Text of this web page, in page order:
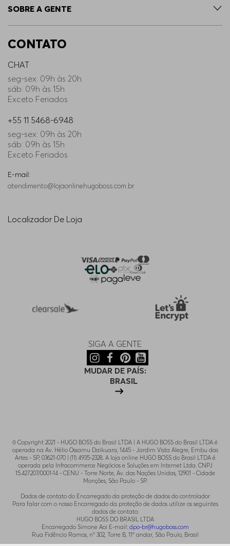
SOBRE A GENTE
CONTATO
CHAT
seg-sex: 09h às 20h
sáb: 09h às 15h
Exceto Feriados
+55 11 5468-6948
seg-sex: 09h às 20h
sáb: 09h às 15h
Exceto Feriados
E-mail:
atendimento@lojaonlinehugoboss.com.br
Localizador De Loja
SIGA A GENTE
MUDAR DE PAÍS:
BRASIL
© Copyright 2021 - HUGO BOSS do Brasil LTDA | A HUGO BOSS do Brasil LTDA é
operada na Av. Hélio Ossamu Daikuara, 1445 - Jardim Vista Alegre, Embu das
Artes - SP, 03621-070 | (11) 4935-2328. A loja online HUGO BOSS do Brasil LTDA é
operada pela Infracommerce Negócios e Soluções em Internet Ltda. CNPJ
15.427.207/0001-14 - CENU - Torre Norte, Av. das Nações Unidas, 12901 - Cidade
Monções, São Paulo - SP.
.
Dados de contato do Encarregado da proteção de dados do controlador
Para falar com o nosso Encarregado da proteção de dados utilize os seguintes
dados de contato:
HUGO BOSS DO BRASIL LTDA
Encarregado Simone Aoi E-mail: dpo-br@hugoboss.com
Rua Fidêncio Ramos, n° 302, Torre B, 11° andar, São Paulo, Brasil